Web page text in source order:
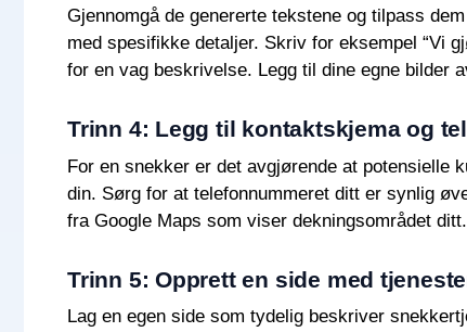
Gjennomgå de genererte tekstene og tilpass
med spesifikke detaljer. Skriv for eksempel “Vi
for en vag beskrivelse. Legg til dine egne bilder
Trinn 4: Legg til kontaktskjema og
For en snekker er det avgjørende at potensielle
din. Sørg for at telefonnummeret ditt er synlig
fra Google Maps som viser dekningsområdet ditt.
Trinn 5: Opprett en side med
Lag en egen side som tydelig beskriver